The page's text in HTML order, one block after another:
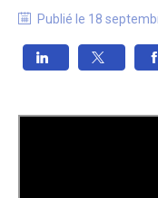
Publié le 18